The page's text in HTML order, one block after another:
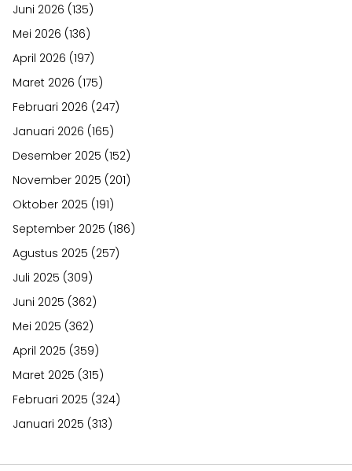
Juni 2026 (135)
Mei 2026 (136)
April 2026 (197)
Maret 2026 (175)
Februari 2026 (247)
Januari 2026 (165)
Desember 2025 (152)
November 2025 (201)
Oktober 2025 (191)
September 2025 (186)
Agustus 2025 (257)
Juli 2025 (309)
Juni 2025 (362)
Mei 2025 (362)
April 2025 (359)
Maret 2025 (315)
Februari 2025 (324)
Januari 2025 (313)